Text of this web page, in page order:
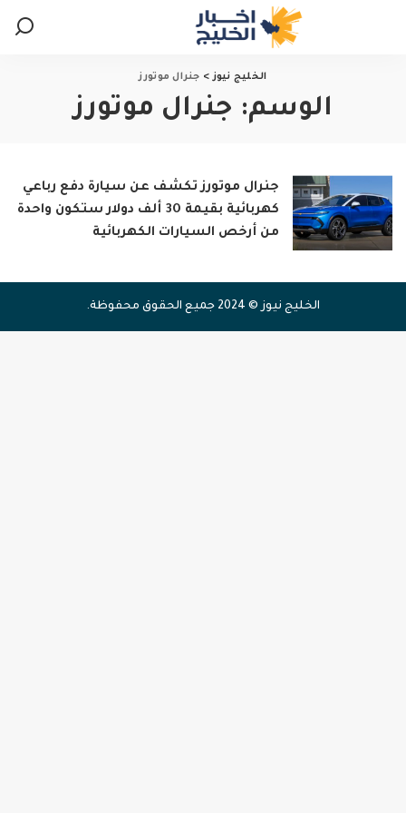
الخليج نيوز> جنرال موتورز
الوسم: جنرال موتورز
جنرال موتورز تكشف عن سيارة دفع رباعي
كهربائية بقيمة 30 ألف دولار ستكون واحدة
من أرخص السيارات الكهربائية
الخليج نيوز © 2024 جميع الحقوق محفوظة.